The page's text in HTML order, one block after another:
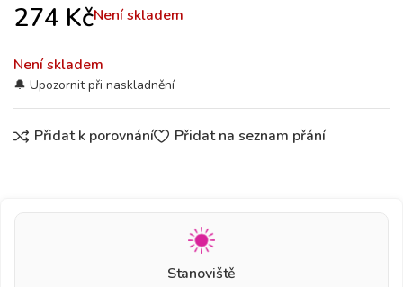
274 KčNení skladem
Není skladem
Přidat k porovnání Přidat na seznam přání
Stanoviště